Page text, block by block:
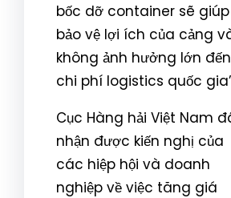
bốc dỡ container sẽ giúp
bảo vệ lợi ích của cảng
không ảnh hưởng lớn đến
chi phí logistics quốc
Cục Hàng hải Việt Nam
nhận được kiến nghị của
các hiệp hội và doanh
nghiệp về việc tăng giá